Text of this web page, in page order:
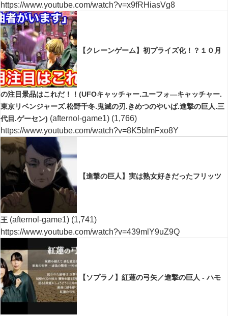
https://www.youtube.com/watch?v=x9fRHiasVg8
【クレーンゲーム】初プライズ化！？１０月
の注目景品はこれだ！！(UFOキャッチャー.ユーフォ―キャッチャー.
東京リベンジャーズ.松野千冬.鬼滅の刃.きめつのやいば.進撃の巨人.三
代目.ゲーセン) (afternol-game1) (1,766)
https://www.youtube.com/watch?v=8K5blmFxo8Y
【進撃の巨人】実は熟女好きだったフリッツ
王 (afternol-game1) (1,741)
https://www.youtube.com/watch?v=439mlY9uZ9Q
【ソプラノ】紅蓮の弓矢／進撃の巨人 - ハモ